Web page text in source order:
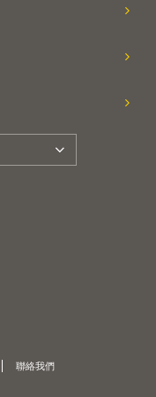
聯絡我們